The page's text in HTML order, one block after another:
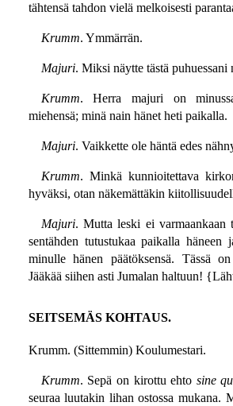
tähtensä tahdon vielä melkoisesti
Krumm. Ymmärrän.
Majuri. Miksi näytte tästä
Krumm. Herra majuri on
miehensä; minä nain hänet heti paikalla.
Majuri. Vaikkette ole häntä edes
Krumm. Minkä kunnioitettava
hyväksi, otan näkemättäkin
Majuri. Mutta leski ei varmaankaan
sentähden tutustukaa paikalla häneen
minulle hänen päätöksensä. Tässä
Jääkää siihen asti Jumalan haltuun!
SEITSEMÄS KOHTAUS.
Krumm. (Sittemmin) Koulumestari.
Krumm. Sepä on kirottu ehto sine
seuraa luutakin lihan ostossa mukana.